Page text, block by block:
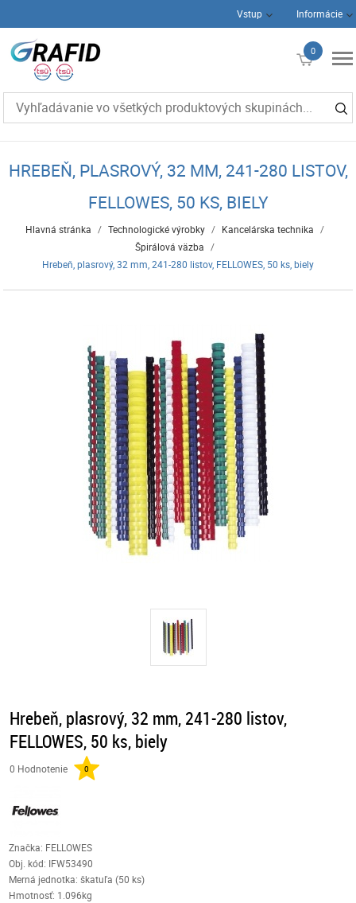
Vstup Informácie
0
€0
HREBEŇ, PLASROVÝ, 32 MM, 241-280 LISTOV,
FELLOWES, 50 KS, BIELY
Hlavná stránka / Technologické výrobky / Kancelárska technika /
Špirálová väzba /
Hrebeň, plasrový, 32 mm, 241-280 listov, FELLOWES, 50 ks, biely
Hrebeň, plasrový, 32 mm, 241-280 listov,
FELLOWES, 50 ks, biely
0 Hodnotenie 0
Značka: FELLOWES
Obj. kód: IFW53490
Merná jednotka: škatuľa (50 ks)
Hmotnosť: 1.096kg